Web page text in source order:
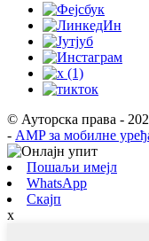
© Ауторска права -
- AMP за мобилне
Пошаљи имејл
WhatsApp
Скајп
x